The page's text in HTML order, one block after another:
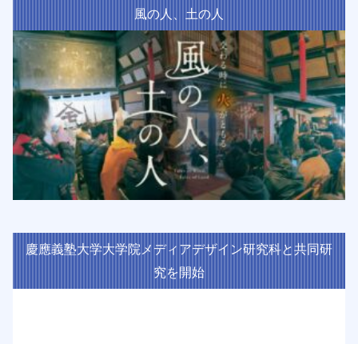
風の人、土の人
慶應義塾大学大学院メディアデザイン研究科と共同研
究を開始